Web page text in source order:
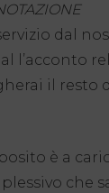
dal
l’acconto
il resto
è a
che